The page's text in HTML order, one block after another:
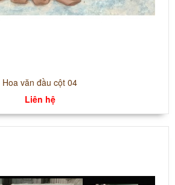
Hoa văn đầu cột 04
Liên hệ